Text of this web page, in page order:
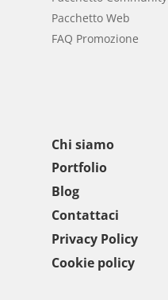
Pacchetto Web
FAQ Promozione
Chi siamo
Portfolio
Blog
Contattaci
Privacy Policy
Cookie policy